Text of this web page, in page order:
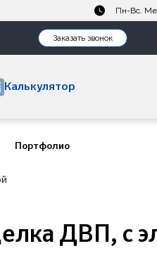
Пн-Вс.
Заказать звонок
Калькулятор
Портфолио
ДВП, с